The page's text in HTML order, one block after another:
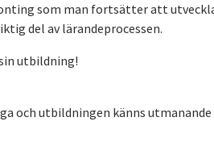
som man fortsätter att
del av lärandeprocessen.
utbildning!
och utbildningen känns utmanande